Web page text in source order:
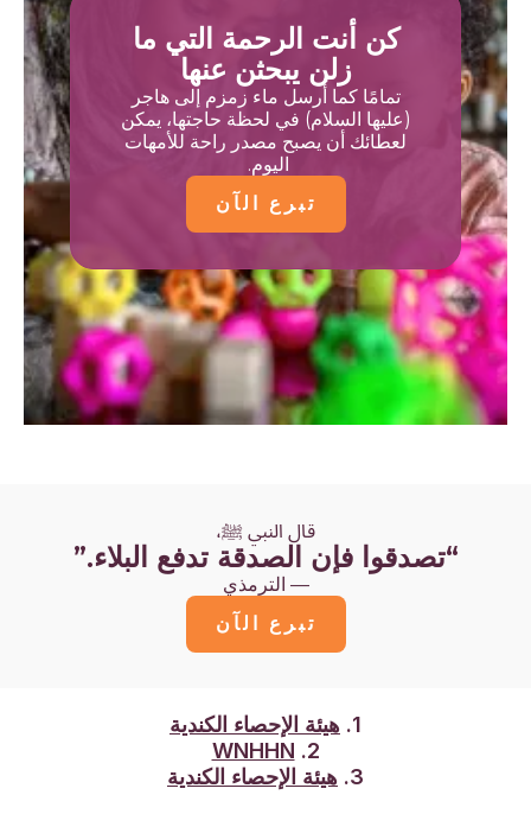
كن أنت الرحمة التي ما
زلن يبحثن عنها
تمامًا كما أُرسل ماء زمزم إلى هاجر
(عليها السلام) في لحظة حاجتها، يمكن
لعطائك أن يصبح مصدر راحة للأمهات
اليوم.
تبرع الآن
قال النبي ﷺ،
“تصدقوا فإن الصدقة تدفع البلاء.”
— الترمذي
تبرع الآن
1. هيئة الإحصاء الكندية
2.
WNHHN
3. هيئة الإحصاء الكندية